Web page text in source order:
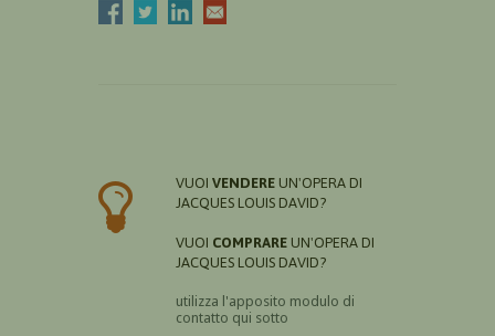
VUOI VENDERE UN'OPERA DI
JACQUES LOUIS DAVID?
VUOI COMPRARE UN'OPERA DI
JACQUES LOUIS DAVID?
utilizza l'apposito modulo di
contatto qui sotto